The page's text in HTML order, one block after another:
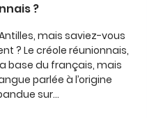
?
mais saviez-vous
? Le créole réunionnais,
base du français, mais
parlée à l’origine
sur...